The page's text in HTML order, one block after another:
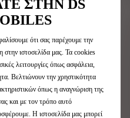
ΣΤΗΝ DS
ότι σας παρέχουμε την
στην ιστοσελίδα μας. Τα cookies
λειτουργίες όπως ασφάλεια,
Βελτιώνουν την χρηστικότητα
όπως η αναγνώριση της
και με τον τρόπο αυτό
Η ιστοσελίδα μας μπορεί